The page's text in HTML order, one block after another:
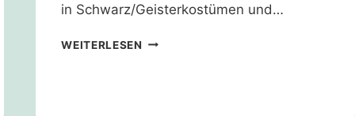
in Schwarz/Geisterkostümen und…
WEITERLESEN AACHENER